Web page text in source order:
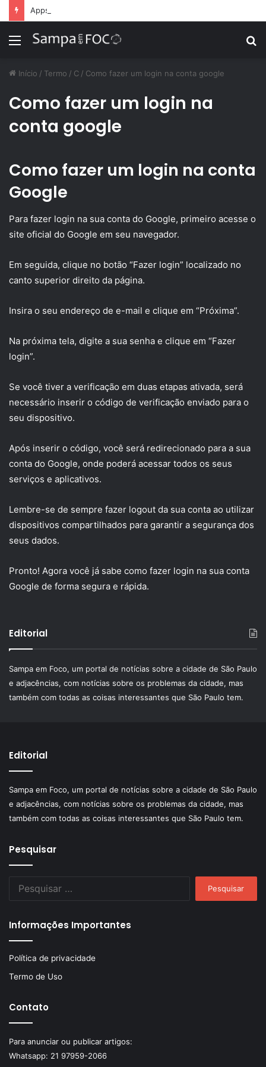
Menu
Início / Termo / C / Como fazer um login na conta google
Como fazer um login na
conta google
Como fazer um login na conta
Google
Para fazer login na sua conta do Google, primeiro acesse o
site oficial do Google em seu navegador.
Em seguida, clique no botão “Fazer login” localizado no
canto superior direito da página.
Insira o seu endereço de e-mail e clique em “Próxima”.
Na próxima tela, digite a sua senha e clique em “Fazer
login”.
Se você tiver a verificação em duas etapas ativada, será
necessário inserir o código de verificação enviado para o
seu dispositivo.
Após inserir o código, você será redirecionado para a sua
conta do Google, onde poderá acessar todos os seus
serviços e aplicativos.
Lembre-se de sempre fazer logout da sua conta ao utilizar
dispositivos compartilhados para garantir a segurança dos
seus dados.
Pronto! Agora você já sabe como fazer login na sua conta
Google de forma segura e rápida.
Editorial
Sampa em Foco, um portal de notícias sobre a cidade de São Paulo
e adjacências, com notícias sobre os problemas da cidade, mas
também com todas as coisas interessantes que São Paulo tem.
Editorial
Sampa em Foco, um portal de notícias sobre a cidade de São Paulo
e adjacências, com notícias sobre os problemas da cidade, mas
também com todas as coisas interessantes que São Paulo tem.
Pesquisar
Informações Importantes
Política de privacidade
Termo de Uso
Contato
Para anunciar ou publicar artigos:
Whatsapp: 21 97959-2066